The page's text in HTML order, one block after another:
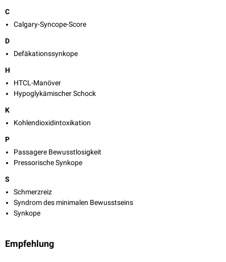
C
Calgary-Syncope-Score
D
Defäkationssynkope
H
HTCL-Manöver
Hypoglykämischer Schock
K
Kohlendioxidintoxikation
P
Passagere Bewusstlosigkeit
Pressorische Synkope
S
Schmerzreiz
Syndrom des minimalen Bewusstseins
Synkope
Empfehlung